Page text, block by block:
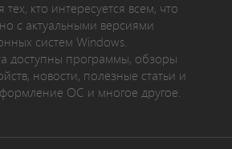
кто интересуется всем, что
с актуальными версиями
систем Windows.
доступны программы, обзоры
новости, полезные статьи и
ОС и многое другое.